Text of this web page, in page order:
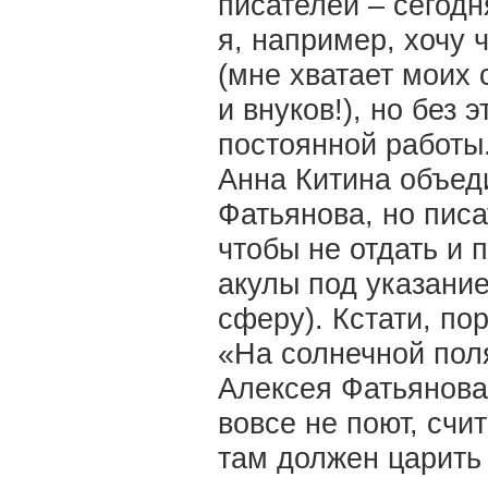
я, например, хочу
(мне хватает моих
и внуков!), но без
постоянной
Анна Китина
Фатьянова, но
чтобы не отдать и
акулы под
сферу). Кстати,
«На солнечной
Алексея
вовсе не поют,
там должен